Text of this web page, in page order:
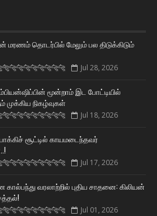
மரணம் தொடர்பில் மேலும் பல திடுக்கிடும்
Jul 28, 2026
மூன்றாம் இட போட்டியில்
முக்கிய நிகழ்வுகள்
Jul 18, 2026
சூட்டில் காயமடைந்தவர்
Jul 17, 2026
வரலாற்றில் புதிய சாதனை: கிலியன்
Jul 01, 2026